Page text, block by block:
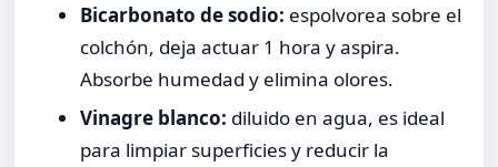
Bicarbonato de sodio: espolvorea sobre el
colchón, deja actuar 1 hora y aspira.
Absorbe humedad y elimina olores.
Vinagre blanco: diluido en agua, es ideal
para limpiar superficies y reducir la